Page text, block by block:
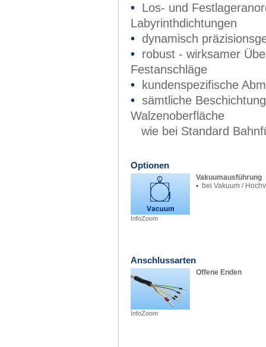
• Los- und
Labyrinthdichtungen
• dynamisch
• robust - wirksamer
Festanschläge
•
kundenspezifische
• sämtliche
Walzenoberfläche
wie bei Standard
Optionen
InfoZoom
Vakuumausführung
• bei Vakuum /
Anschlussarten
InfoZoom
Offene Enden